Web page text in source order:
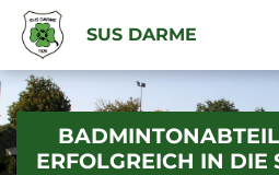
SUS DARME
ERFOLGREICH IN DIE